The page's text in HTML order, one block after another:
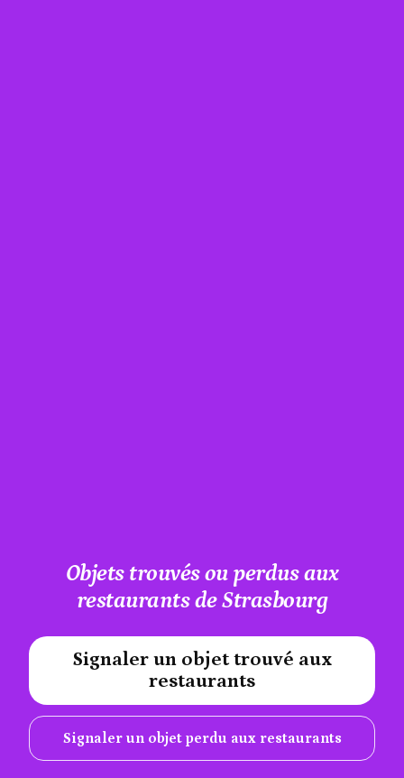
Objets trouvés ou perdus aux
restaurants de Strasbourg
Signaler un objet trouvé aux
restaurants
Signaler un objet perdu aux restaurants
#A12AEB